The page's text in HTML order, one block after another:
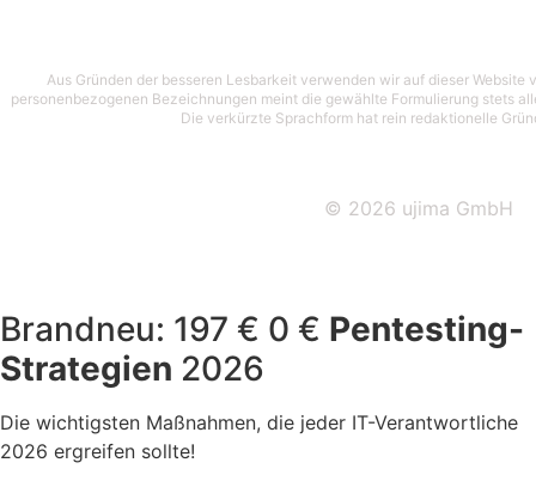
Aus Gründen der besseren Lesbarkeit verwenden wir auf dieser Website
personenbezogenen Bezeichnungen meint die gewählte Formulierung stets
Die verkürzte Sprachform hat rein redaktionelle
© 2026 ujima GmbH
Brandneu: 197 € 0 € Pentesting-
Strategien 2026
Die wichtigsten Maßnahmen, die jeder IT-Verantwortliche
2026 ergreifen sollte!